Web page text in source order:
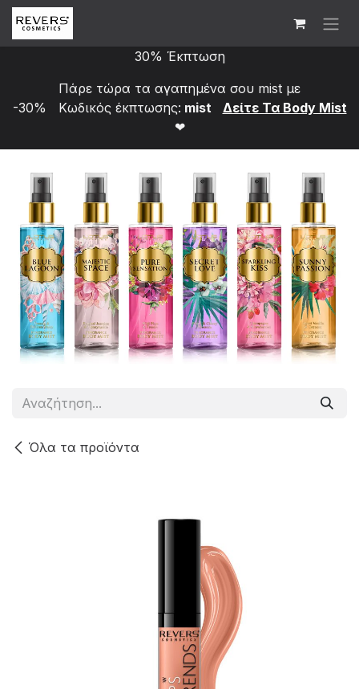
Skip to Content
30% Έκπτωση
Πάρε τώρα τα αγαπημένα σου mist με
-30% Κωδικός έκπτωσης: mist
Δείτε Τα Bod​y Mist
❤
Όλα τα προϊόντα